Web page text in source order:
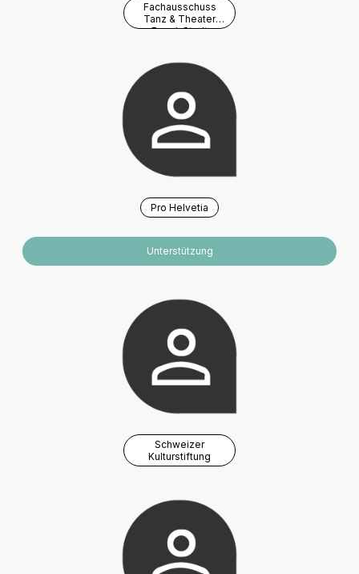
Fachausschuss
Tanz & Theater
Basel-Stadt
Pro Helvetia
Unterstützung
Schweizer
Kulturstiftung